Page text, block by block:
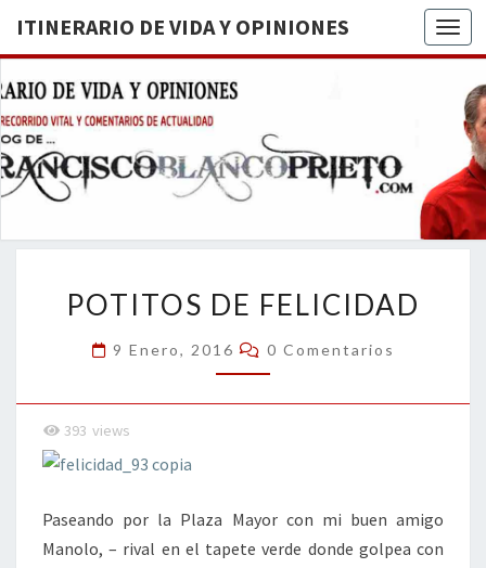
ITINERARIO DE VIDA Y OPINIONES
DE
BREVE
RECORRIDO
VITAL Y
ACTUALIDAD
DE
FELICIDAD
POTITOS DE FELICIDAD
9 Enero, 2016 Comentarios
0 Comentarios
393 views
Paseando por la Plaza Mayor con mi buen amigo
Manolo, – rival en el tapete verde donde golpea con